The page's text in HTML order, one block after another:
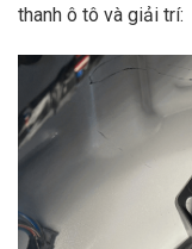
thanh ô tô và giải trí: